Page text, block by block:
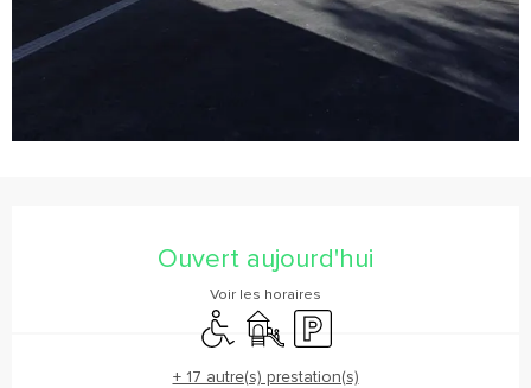
Ouvert aujourd'hui
Voir les horaires
Accès handicapés
Jeux pour enfants / Espace jeux
Parking
+ 17 autre(s) prestation(s)